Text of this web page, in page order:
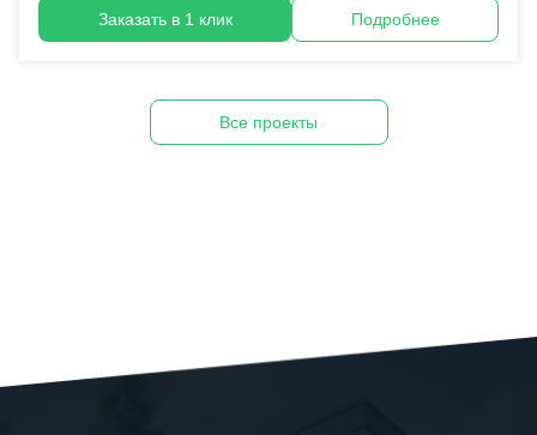
Заказать в 1 клик Подробнее
Все проекты